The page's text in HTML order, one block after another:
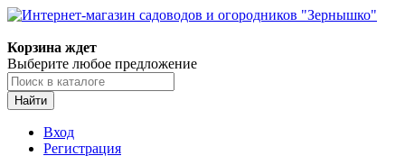
Корзина ждет
Выберите любое предложение
Найти
Вход
Регистрация